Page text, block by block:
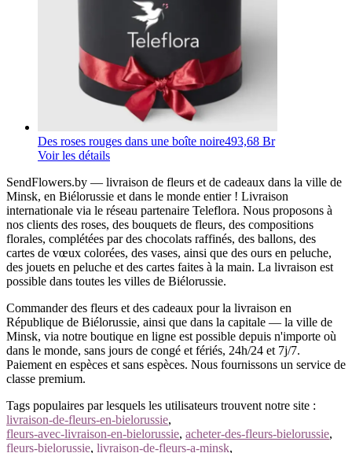
Des roses rouges dans une boîte noire493,68 Br
Voir les détails
SendFlowers.by — livraison de fleurs et de cadeaux dans la ville de
Minsk, en Biélorussie et dans le monde entier ! Livraison
internationale via le réseau partenaire Teleflora. Nous proposons à
nos clients des roses, des bouquets de fleurs, des compositions
florales, complétées par des chocolats raffinés, des ballons, des
cartes de vœux colorées, des vases, ainsi que des ours en peluche,
des jouets en peluche et des cartes faites à la main. La livraison est
possible dans toutes les villes de Biélorussie.
Commander des fleurs et des cadeaux pour la livraison en
République de Biélorussie, ainsi que dans la capitale — la ville de
Minsk, via notre boutique en ligne est possible depuis n'importe où
dans le monde, sans jours de congé et fériés, 24h/24 et 7j/7.
Paiement en espèces et sans espèces. Nous fournissons un service de
classe premium.
Tags populaires par lesquels les utilisateurs trouvent notre site :
livraison-de-fleurs-en-bielorussie,
fleurs-avec-livraison-en-bielorussie, acheter-des-fleurs-bielorussie,
fleurs-bielorussie, livraison-de-fleurs-a-minsk,